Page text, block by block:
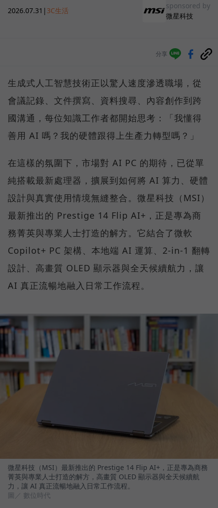
2026.07.31 | 3C生活
sponsored by
微星科技
分享
生成式人工智慧技術正以驚人速度滲透職場，從
會議記錄、文件撰寫、資料搜尋、內容創作到跨
國溝通，每位知識工作者都開始思考：「我懂得
善用 AI 嗎？我的硬體跟得上生產力轉型嗎？」
在這樣的氛圍下，市場對 AI PC 的期待，已從單
純搭載最新處理器，擴展到如何將 AI 算力、硬體
設計與真實使用情境無縫整合。微星科技（MSI）
最新推出的 Prestige 14 Flip AI+，正是專為商
務菁英與專業人士打造的解方。它結合了微軟
Copilot+ PC 架構、本地端 AI 運算、2-in-1 翻轉
設計、高畫質 OLED 顯示器與全天候續航力，讓
AI 真正流暢地融入日常工作流程。
微星科技（MSI）最新推出的 Prestige 14 Flip AI+，正是專為商務
菁英與專業人士打造的解方，高畫質 OLED 顯示器與全天候續航
力，讓 AI 真正流暢地融入日常工作流程。
圖／ 數位時代